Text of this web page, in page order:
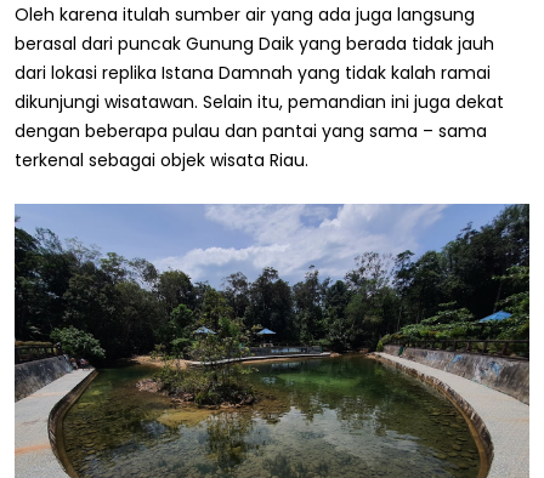
Oleh karena itulah sumber air yang ada juga langsung
berasal dari puncak Gunung Daik yang berada tidak jauh
dari lokasi replika Istana Damnah yang tidak kalah ramai
dikunjungi wisatawan. Selain itu, pemandian ini juga dekat
dengan beberapa pulau dan pantai yang sama – sama
terkenal sebagai objek wisata Riau.